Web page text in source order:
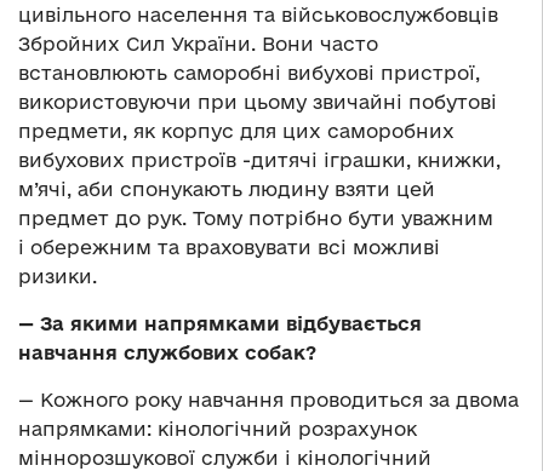
цивільного населення та військовослужбовців
Збройних Сил України. Вони часто
встановлюють саморобні вибухові пристрої,
використовуючи при цьому звичайні побутові
предмети, як корпус для цих саморобних
вибухових пристроїв -дитячі іграшки, книжки,
м’ячі, аби спонукають людину взяти цей
предмет до рук. Тому потрібно бути уважним
і обережним та враховувати всі можливі
ризики.
— За якими напрямками відбувається
навчання службових собак?
— Кожного року навчання проводиться за двома
напрямками: кінологічний розрахунок
міннорозшукової служби і кінологічний